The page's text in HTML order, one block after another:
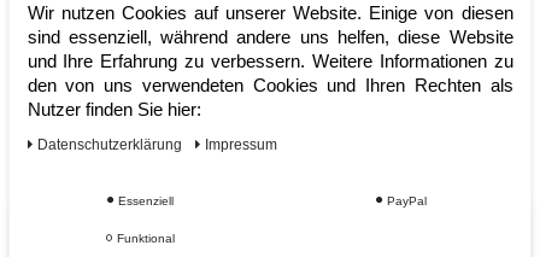
Sofort lieferbar
Vom Profi für Profis - Ihre Vorteile
Wir nutzen Cookies auf unserer Website. Einige von diesen
sind essenziell, während andere uns helfen, diese Website
und Ihre Erfahrung zu verbessern. Weitere Informationen zu
den von uns verwendeten Cookies und Ihren Rechten als
Nutzer finden Sie hier:
Daten­schutz­erklärung Impressum
Essenziell PayPal
Funktional